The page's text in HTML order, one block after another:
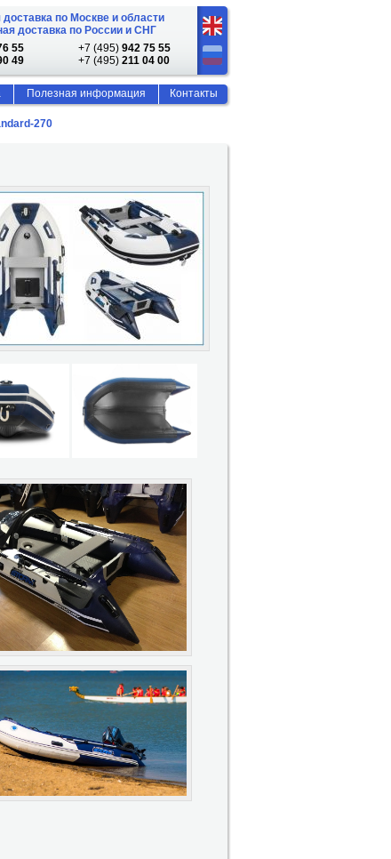
270
доставка по Москве и области
доставка по России и СНГ
55 +7 (495) 942 75 55
49 +7 (495) 211 04 00
Полезная информация Контакты